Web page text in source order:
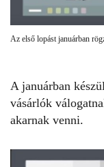
Az első lopást januárban
A januárban
vásárlók
akarnak venni.